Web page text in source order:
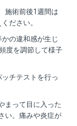
施術前後1週間は
ださい。
の違和感が生じ
度を調節して様子
チテストを行っ
まって目に入った
い。痛みや炎症が